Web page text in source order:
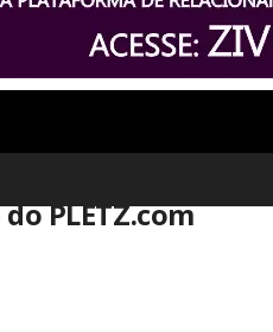
PLETZ.com